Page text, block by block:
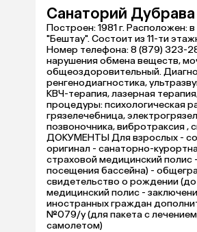
Санаторий Дубрава
Построен: 1981 г. Расположен:
"Бештау". Состоит из 11-ти
Номер телефона: 8 (879) 323-
нарушения обмена веществ,
общеоздоровительный.
ренгенодиагностика,
КВЧ-терапия, лазерная
процедуры: психологическая
грязелечебница,
позвоночника, вибротраксия
ДОКУМЕНТЫ Для взрослых -
оригинал - санаторно-
страховой медицинский полис
посещения бассейна) -
свидетельство о рождении (до
медицинский полис -
иностранных граждан
№079/у (для пакета с
самолетом)